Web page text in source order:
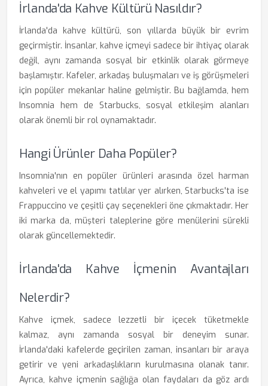
İrlanda'da Kahve Kültürü Nasıldır?
İrlanda'da kahve kültürü, son yıllarda büyük bir evrim
geçirmiştir. İnsanlar, kahve içmeyi sadece bir ihtiyaç olarak
değil, aynı zamanda sosyal bir etkinlik olarak görmeye
başlamıştır. Kafeler, arkadaş buluşmaları ve iş görüşmeleri
için popüler mekanlar haline gelmiştir. Bu bağlamda, hem
Insomnia hem de Starbucks, sosyal etkileşim alanları
olarak önemli bir rol oynamaktadır.
Hangi Ürünler Daha Popüler?
Insomnia'nın en popüler ürünleri arasında özel harman
kahveleri ve el yapımı tatlılar yer alırken, Starbucks'ta ise
Frappuccino ve çeşitli çay seçenekleri öne çıkmaktadır. Her
iki marka da, müşteri taleplerine göre menülerini sürekli
olarak güncellemektedir.
İrlanda'da Kahve İçmenin Avantajları
Nelerdir?
Kahve içmek, sadece lezzetli bir içecek tüketmekle
kalmaz, aynı zamanda sosyal bir deneyim sunar.
İrlanda'daki kafelerde geçirilen zaman, insanları bir araya
getirir ve yeni arkadaşlıkların kurulmasına olanak tanır.
Ayrıca, kahve içmenin sağlığa olan faydaları da göz ardı